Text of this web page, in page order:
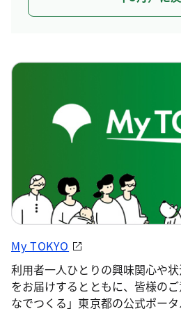
My TOKYO
利用者一人ひとりの興味関心や
をお届けするとともに、皆様の
なでつくる」東京都の公式ポータ